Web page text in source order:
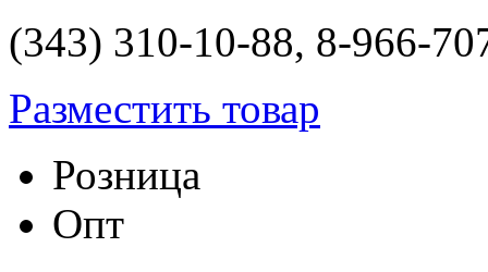
(343) 310-10-88, 8-966-
Разместить товар
Розница
Опт